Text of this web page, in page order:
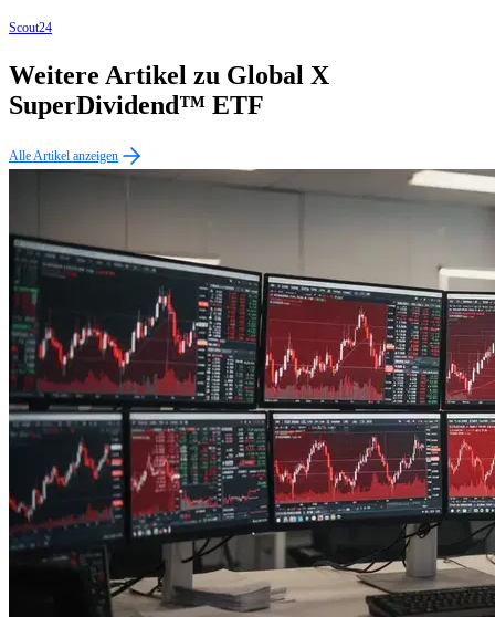
Scout24
Weitere Artikel zu Global X
SuperDividend™ ETF
Alle Artikel anzeigen